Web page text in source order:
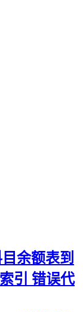
余额表到
引 错误代